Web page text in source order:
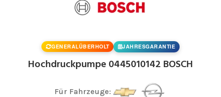
GENERALÜBERHOLT JAHRESGARANTIE
Hochdruckpumpe 0445010142 BOSCH
Für Fahrzeuge: